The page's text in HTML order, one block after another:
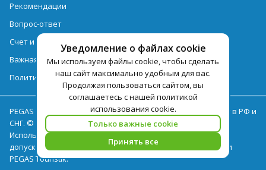
Уведомление о файлах cookie
Мы используем файлы cookie, чтобы сделать
наш сайт максимально удобным для вас.
Продолжая пользоваться сайтом, вы
соглашаетесь с нашей политикой
использования cookie.
Только важные cookie
Принять все
Рекомендации
Вопрос-ответ
Счет и оплата
Важная информация по турпродукту
Политика обработки персональных данных
PEGAS Touristik — ведущий оператор туристических услуг в РФ и
СНГ. © 2026
Использование текстов и фотографий с сайта pegast.ru
допускается только с письменного разрешения компании
PEGAS Touristik.